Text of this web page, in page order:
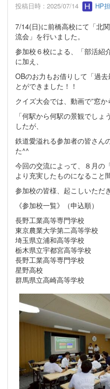
投稿日時 : 2025/07/14 HP
7/14(日)に前橋高校にて「北
流会」を行いました。
参加校６校による、「部活紹
に加え、
OBのお力もお借りして「過
とができました！！
クイズ大会では、動画で”窓か
「何駅から何駅の景観でし
したが、
鉄道愛溢れる参加者の皆さん
た^^
今回の交流によって、８月の
より充実したものになること
参加校の皆様、起こしいただ
《参加校一覧》（申込順）
長野工業高等専門学校
東京農業大学第二高等学校
埼玉県立浦和高等学校
栃木県立宇都宮高等学校
長野工業高等専門学校
星野高校
群馬県立高崎高等学校